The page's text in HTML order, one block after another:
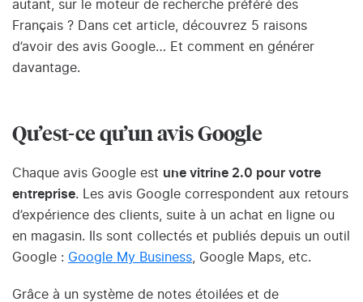
autant, sur le moteur de recherche préféré des
Français ? Dans cet article, découvrez 5 raisons
d’avoir des avis Google… Et comment en générer
davantage.
Qu’est-ce qu’un avis Google
Chaque avis Google est une vitrine 2.0 pour votre
entreprise. Les avis Google correspondent aux retours
d’expérience des clients, suite à un achat en ligne ou
en magasin. Ils sont collectés et publiés depuis un outil
Google : Google My Business , Google Maps, etc.
Grâce à un système de notes étoilées et de